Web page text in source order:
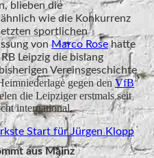
blieben die
wie die Konkurrenz
sportlichen
vonMarco Rosehatte
Leipzig die bislang
Vereinsgeschichte
gegen den VfB
die Leipziger erstmals seit
international.
Start für Jürgen Klopp
aus Mainz